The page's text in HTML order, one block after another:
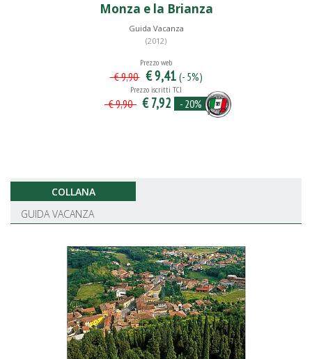
Monza e la Brianza
Guida Vacanza
(2012)
Prezzo web
€ 9,90 € 9,41 (- 5%)
Prezzo iscritti TCI
€ 9,90 € 7,92 - 20%
COLLANA
GUIDA VACANZA